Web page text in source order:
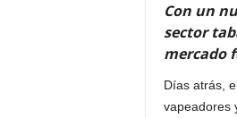
Con un
sector
mercado
Días atrás,
vapeadores